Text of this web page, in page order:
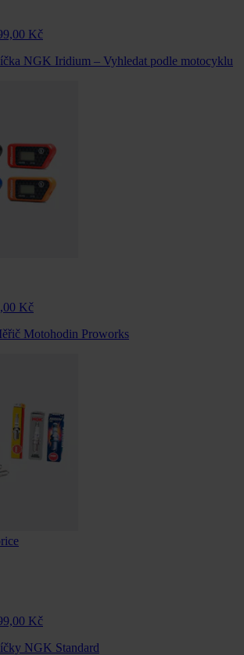
Kč
NGK Iridium – Vyhledat podle motocyklu
Kč
Motohodin Proworks
Kč
NGK Standard